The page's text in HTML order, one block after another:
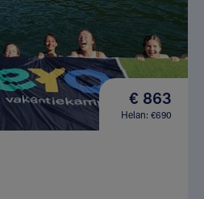
€ 863
Helan: €690